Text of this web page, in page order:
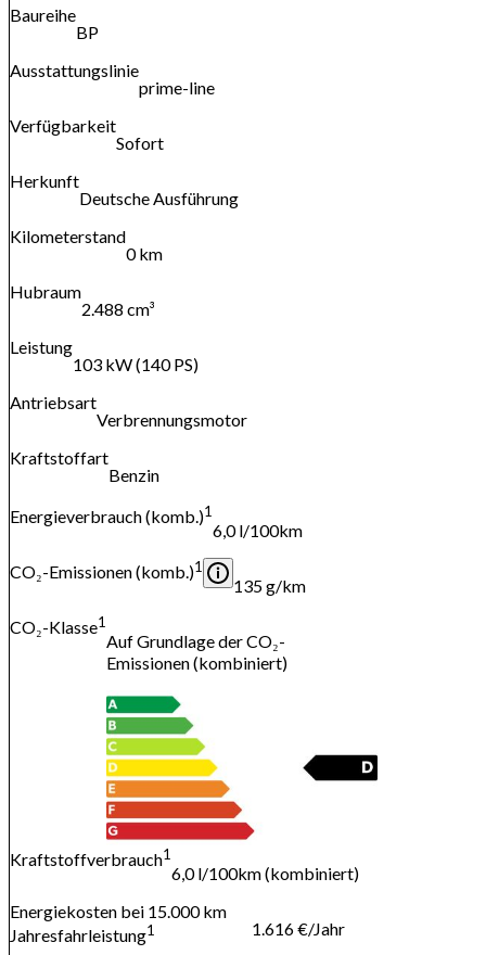
Baureihe
BP
Ausstattungslinie
prime-line
Verfügbarkeit
Sofort
Herkunft
Deutsche Ausführung
Kilometerstand
0 km
Hubraum
2.488 cm³
Leistung
103 kW (140 PS)
Antriebsart
Verbrennungsmotor
Kraftstoffart
Benzin
Energieverbrauch (komb.)1
6,0 l/100km
CO₂-Emissionen (komb.)1
135 g/km
CO₂-Klasse1
Auf Grundlage der CO₂-
Emissionen (kombiniert)
Kraftstoffverbrauch1
6,0 l/100km (kombiniert)
Energiekosten bei 15.000 km
Jahresfahrleistung1
1.616 €/Jahr